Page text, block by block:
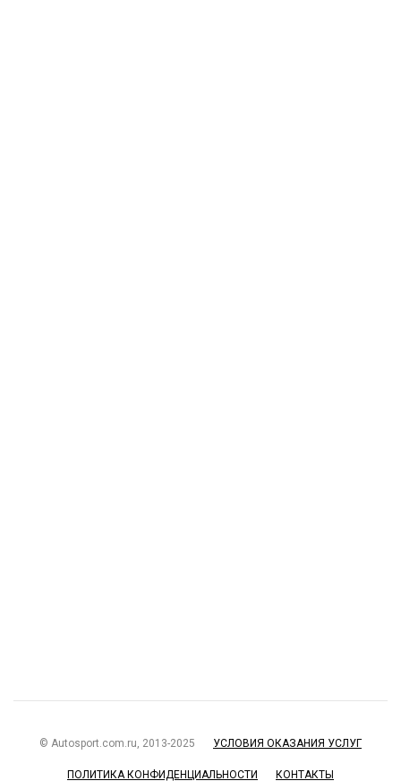
© Autosport.com.ru, 2013-2025 УСЛОВИЯ ОКАЗАНИЯ УСЛУГ
ПОЛИТИКА КОНФИДЕНЦИАЛЬНОСТИ КОНТАКТЫ